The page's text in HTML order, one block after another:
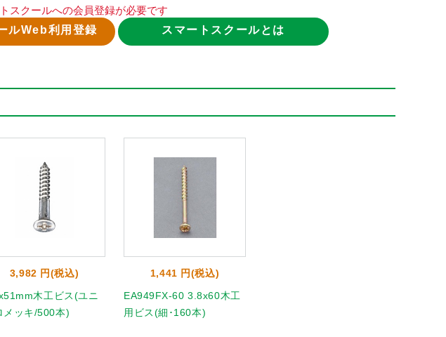
スクールへの会員登録が必要です
ルWeb利用登録
スマートスクールとは
3,982 円(税込)
木工ビス(ユニ
メッキ/500本)
1,441 円(税込)
EA949FX-60 3.8x60木工
用ビス(細･160本)